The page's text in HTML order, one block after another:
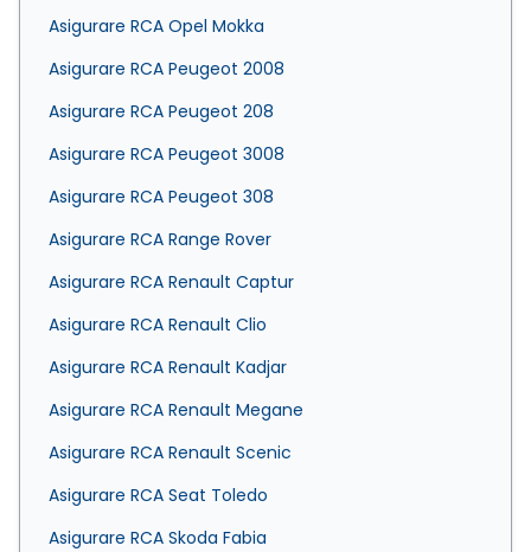
Asigurare RCA Opel Mokka
Asigurare RCA Peugeot 2008
Asigurare RCA Peugeot 208
Asigurare RCA Peugeot 3008
Asigurare RCA Peugeot 308
Asigurare RCA Range Rover
Asigurare RCA Renault Captur
Asigurare RCA Renault Clio
Asigurare RCA Renault Kadjar
Asigurare RCA Renault Megane
Asigurare RCA Renault Scenic
Asigurare RCA Seat Toledo
Asigurare RCA Skoda Fabia